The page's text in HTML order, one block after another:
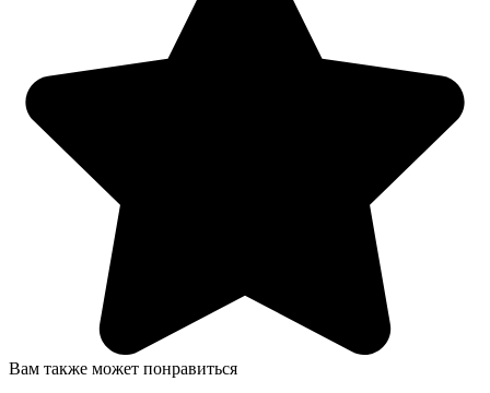
Вам также может понравиться